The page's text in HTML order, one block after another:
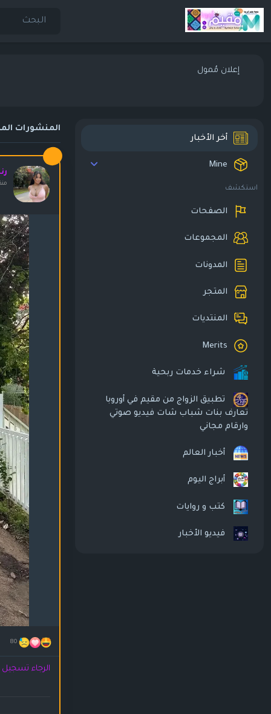
إعلان مُمول
أخر الأخبار
Mine
استكشف
الصفحات
المجموعات
المدونات
المتجر
المنتديات
Merits
شراء خدمات ربحية
تطبيق الزواج من مقيم في أوروبا
تعارف بنات شباب شات فيديو صوتي
وارقام مجاني
أخبار العالم
أبراج اليوم
كتب و روايات
فيديو الأخبار
المنشورات
80
الرجاء